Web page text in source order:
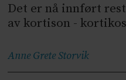
Det er nå innført
av kortison -
Anne Grete Storvik